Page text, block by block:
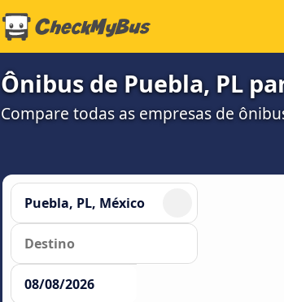
Ônibus de Puebla, PL
Compare todas as empresas de